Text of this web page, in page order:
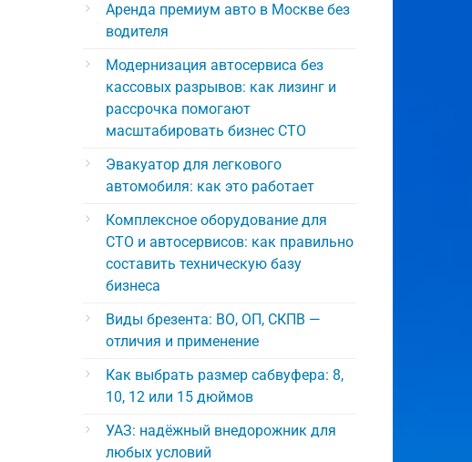
Аренда премиум авто в Москве без
водителя
Модернизация автосервиса без
кассовых разрывов: как лизинг и
рассрочка помогают
масштабировать бизнес СТО
Эвакуатор для легкового
автомобиля: как это работает
Комплексное оборудование для
СТО и автосервисов: как правильно
составить техническую базу
бизнеса
Виды брезента: ВО, ОП, СКПВ —
отличия и применение
Как выбрать размер сабвуфера: 8,
10, 12 или 15 дюймов
УАЗ: надёжный внедорожник для
любых условий